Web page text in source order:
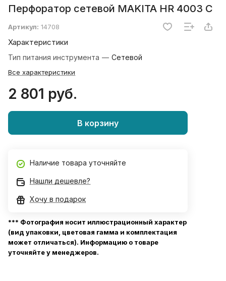
Перфоратор сетевой MAKITA HR 4003 C
Артикул: 14708
Характеристики
Тип питания инструмента — Сетевой
Все характеристики
2 801 руб.
В корзину
Наличие товара уточняйте
Нашли дешевле?
Хочу в подарок
*** Фотография носит иллюстрационный характер
(вид упаковки, цветовая гамма и комплектация
может отличаться). Информацию о товаре
уточняйте у менеджеров.